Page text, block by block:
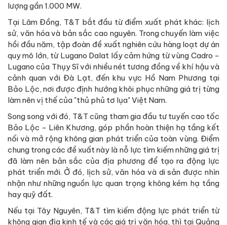
lượng gần 1.000 MW.
Tại Lâm Đồng, T&T bắt đầu từ điểm xuất phát khác: lịch
sử, văn hóa và bản sắc cao nguyên. Trong chuyến làm việc
hồi đầu năm, tập đoàn đề xuất nghiên cứu hàng loạt dự án
quy mô lớn, từ Lugano Dalat lấy cảm hứng từ vùng Cadro -
Lugano của Thụy Sĩ với nhiều nét tương đồng về khí hậu và
cảnh quan với Đà Lạt, đến khu vực Hồ Nam Phương tại
Bảo Lộc, nơi được định hướng khôi phục những giá trị từng
làm nên vị thế của "thủ phủ tơ lụa" Việt Nam.
Song song với đó, T&T cũng tham gia đầu tư tuyến cao tốc
Bảo Lộc - Liên Khương, góp phần hoàn thiện hạ tầng kết
nối và mở rộng không gian phát triển của toàn vùng. Điểm
chung trong các đề xuất này là nỗ lực tìm kiếm những giá trị
đã làm nên bản sắc của địa phương để tạo ra động lực
phát triển mới. Ở đó, lịch sử, văn hóa và di sản được nhìn
nhận như những nguồn lực quan trọng không kém hạ tầng
hay quỹ đất.
Nếu tại Tây Nguyên, T&T tìm kiếm động lực phát triển từ
không gian địa kinh tế và các giá trị văn hóa, thì tại Quảng